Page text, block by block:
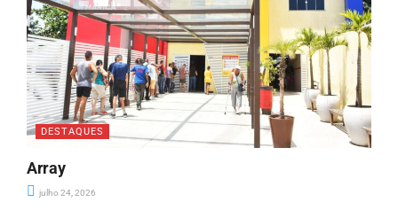
DESTAQUES
Array
julho 24, 2026